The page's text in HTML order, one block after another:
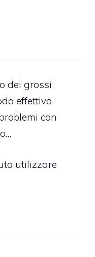
dei grossi
effettivo
con
utilizzare